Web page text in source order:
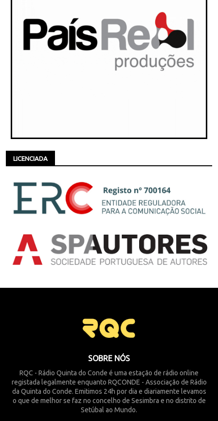
LICENCIADA
SOBRE NÓS
RQC - Rádio Quinta do Conde é uma estação de rádio online
registada legalmente enquanto RQCONDE - Associação de Rádio
da Quinta do Conde. Emitimos 24h por dia e diariamente levamos
o que de melhor se faz no concelho de Sesimbra e no distrito de
Setúbal ao Mundo.